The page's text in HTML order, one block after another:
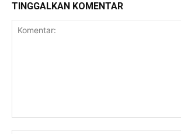
TINGGALKAN KOMENTAR